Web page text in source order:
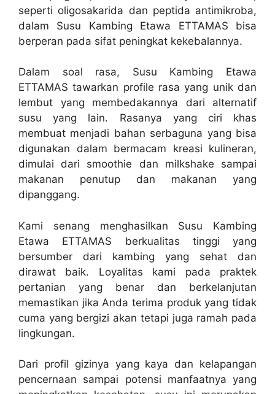
seperti oligosakarida dan peptida antimikroba,
dalam Susu Kambing Etawa ETTAMAS bisa
berperan pada sifat peningkat kekebalannya.
Dalam soal rasa, Susu Kambing Etawa
ETTAMAS tawarkan profile rasa yang unik dan
lembut yang membedakannya dari alternatif
susu yang lain. Rasanya yang ciri khas
membuat menjadi bahan serbaguna yang bisa
digunakan dalam bermacam kreasi kulineran,
dimulai dari smoothie dan milkshake sampai
makanan penutup dan makanan yang
dipanggang.
Kami senang menghasilkan Susu Kambing
Etawa ETTAMAS berkualitas tinggi yang
bersumber dari kambing yang sehat dan
dirawat baik. Loyalitas kami pada praktek
pertanian yang benar dan berkelanjutan
memastikan jika Anda terima produk yang tidak
cuma yang bergizi akan tetapi juga ramah pada
lingkungan.
Dari profil gizinya yang kaya dan kelapangan
pencernaan sampai potensi manfaatnya yang